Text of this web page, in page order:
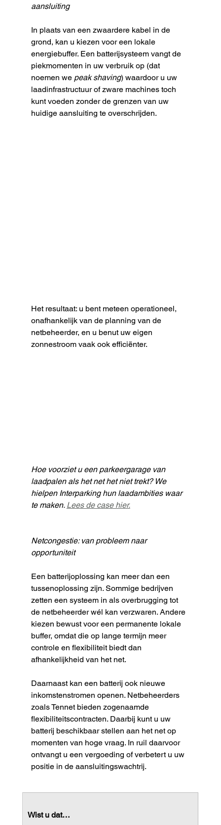
aansluiting
In plaats van een zwaardere kabel in de
grond, kan u kiezen voor een lokale
energiebuffer. Een batterijsysteem vangt de
piekmomenten in uw verbruik op (dat
noemen we peak shaving) waardoor u uw
laadinfrastructuur of zware machines toch
kunt voeden zonder de grenzen van uw
huidige aansluiting te overschrijden.
Het resultaat: u bent meteen operationeel,
onafhankelijk van de planning van de
netbeheerder, en u benut uw eigen
zonnestroom vaak ook efficiënter.
Hoe voorziet u een parkeergarage van
laadpalen als het net het niet trekt? We
hielpen Interparking hun laadambities waar
te maken. Lees de case hier.
Netcongestie: van probleem naar
opportuniteit
Een batterijoplossing kan meer dan een
tussenoplossing zijn. Sommige bedrijven
zetten een systeem in als overbrugging tot
de netbeheerder wél kan verzwaren. Andere
kiezen bewust voor een permanente lokale
buffer, omdat die op lange termijn meer
controle en flexibiliteit biedt dan
afhankelijkheid van het net.
Daarnaast kan een batterij ook nieuwe
inkomstenstromen openen. Netbeheerders
zoals Tennet bieden zogenaamde
flexibiliteitscontracten. Daarbij kunt u uw
batterij beschikbaar stellen aan het net op
momenten van hoge vraag. In ruil daarvoor
ontvangt u een vergoeding of verbetert u uw
positie in de aansluitingswachtrij.
Wist u dat…